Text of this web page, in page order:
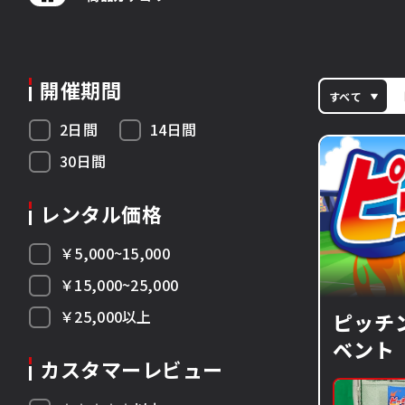
開催期間
2日間
14日間
30日間
レンタル価格
￥5,000~15,000
￥15,000~25,000
￥25,000以上
カスタマーレビュー
すべて
ピッチ
ベント